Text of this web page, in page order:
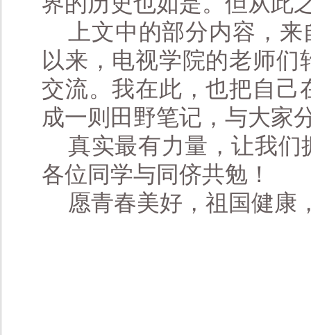
上文中的部分内容，
以来，电视学院的老师
交流。我在此，也把自己
成一则田野笔记，与大家
真实最有力量，让我
各位同学与同侪共勉！
愿青春美好，祖国健康